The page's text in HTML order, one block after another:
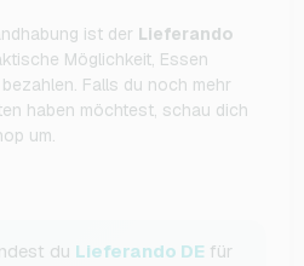
ist der Lieferando
Möglichkeit, Essen
Falls du noch mehr
haben möchtest, schau dich
um.
du Lieferando DE für